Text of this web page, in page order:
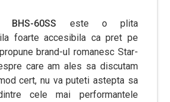
BHS-60SS este o plita
foarte accesibila ca pret pe
brand-ul romanesc Star-
care am ales sa discutam
cert, nu va puteti astepta sa
cele mai performantele